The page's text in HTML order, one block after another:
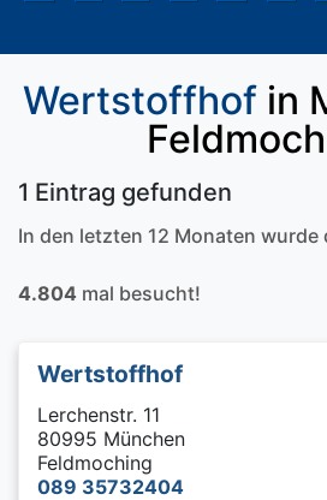
Wertstoffhofin
1 Eintrag gefunden
In den letzten 12 Monaten wurde
4.804 mal besucht!
Wertstoffhof
Lerchenstr. 11
80995 München
Feldmoching
089 35732404